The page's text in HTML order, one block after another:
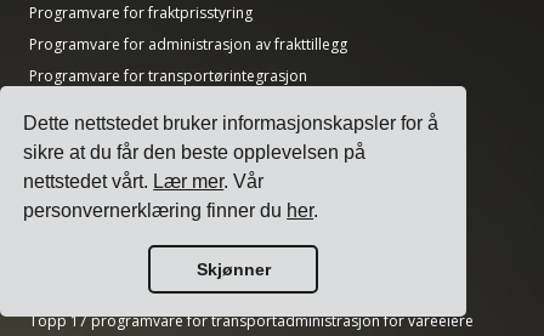
Dette nettstedet bruker informasjonskapsler for å
sikre at du får den beste opplevelsen på
nettstedet vårt. Lær mer. Vår
personvernerklæring finner du her.
Skjønner
Programvare for fraktprisstyring
Programvare for administrasjon av frakttillegg
Programvare for transportørintegrasjon
Programvare for forsendelse med flere transportører
API for frakt med flere transportører
Programvare for lasterampeplanlegging
Topp 17 programvare for transportadministrasjon for vareeiere